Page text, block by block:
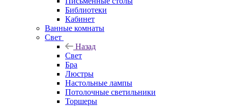
Библиотеки
Кабинет
Ванные комнаты
Свет
Назад
Свет
Бра
Люстры
Настольные лампы
Потолочные светильники
Торшеры